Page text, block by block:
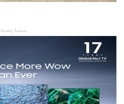
مساحة إعلانية